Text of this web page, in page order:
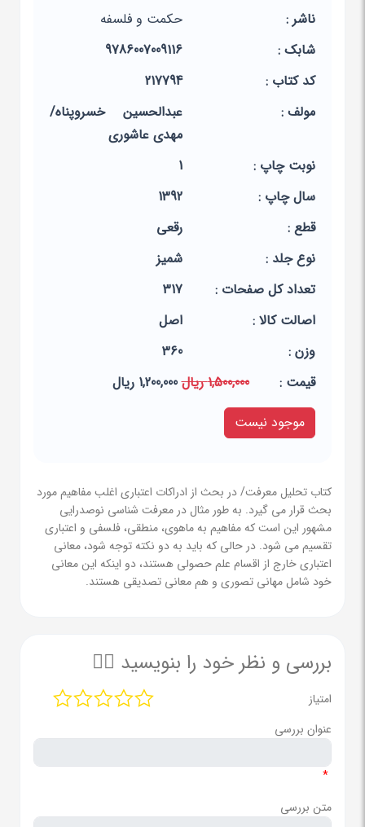
ناشر :
حکمت و فلسفه
شابک :
9786007009116
کد کتاب :
217794
مولف :
عبدالحسین خسروپناه/
مهدی عاشوری
نوبت چاپ :
1
سال چاپ :
1392
قطع :
رقعی
نوع جلد :
شمیز
تعداد کل صفحات :
317
اصالت کالا :
اصل
وزن :
360
قيمت :
1,500,000 ریال
1,200,000 ریال
موجود نیست
کتاب تحلیل معرفت/ در بحث از ادراکات اعتباری اغلب مفاهیم مورد
بحث قرار می گیرد. به طور مثال در معرفت شناسی نوصدرایی
مشهور این است که مفاهیم به ماهوی، منطقی، فلسفی و اعتباری
تقسیم می شود. در حالی که باید به دو نکته توجه شود، معانی
اعتباری خارج از اقسام علم حصولی هستند، دو اینکه این معانی
خود شامل مهانی تصوری و هم معانی تصدیقی هستند.
بررسی و نظر خود را بنویسید ✍🏻
امتیاز
عنوان بررسی
*
متن بررسی